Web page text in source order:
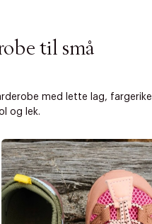
til små
med lette lag, fargerike
og lek.